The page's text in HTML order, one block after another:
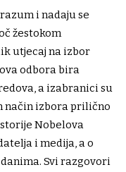
i nadaju se
žestokom
utjecaj na izbor
odbora bira
a izabranici su
način izbora prilično
Nobelova
i medija, a o
Svi razgovori